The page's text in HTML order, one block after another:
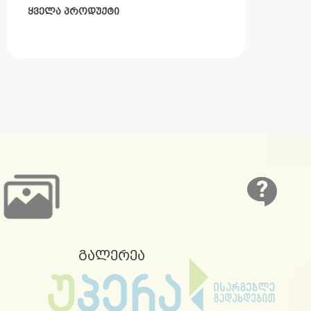
ყველა პროდუქტი
გალერეა